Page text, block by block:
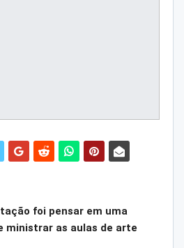
foi pensar em uma
ministrar as aulas de arte